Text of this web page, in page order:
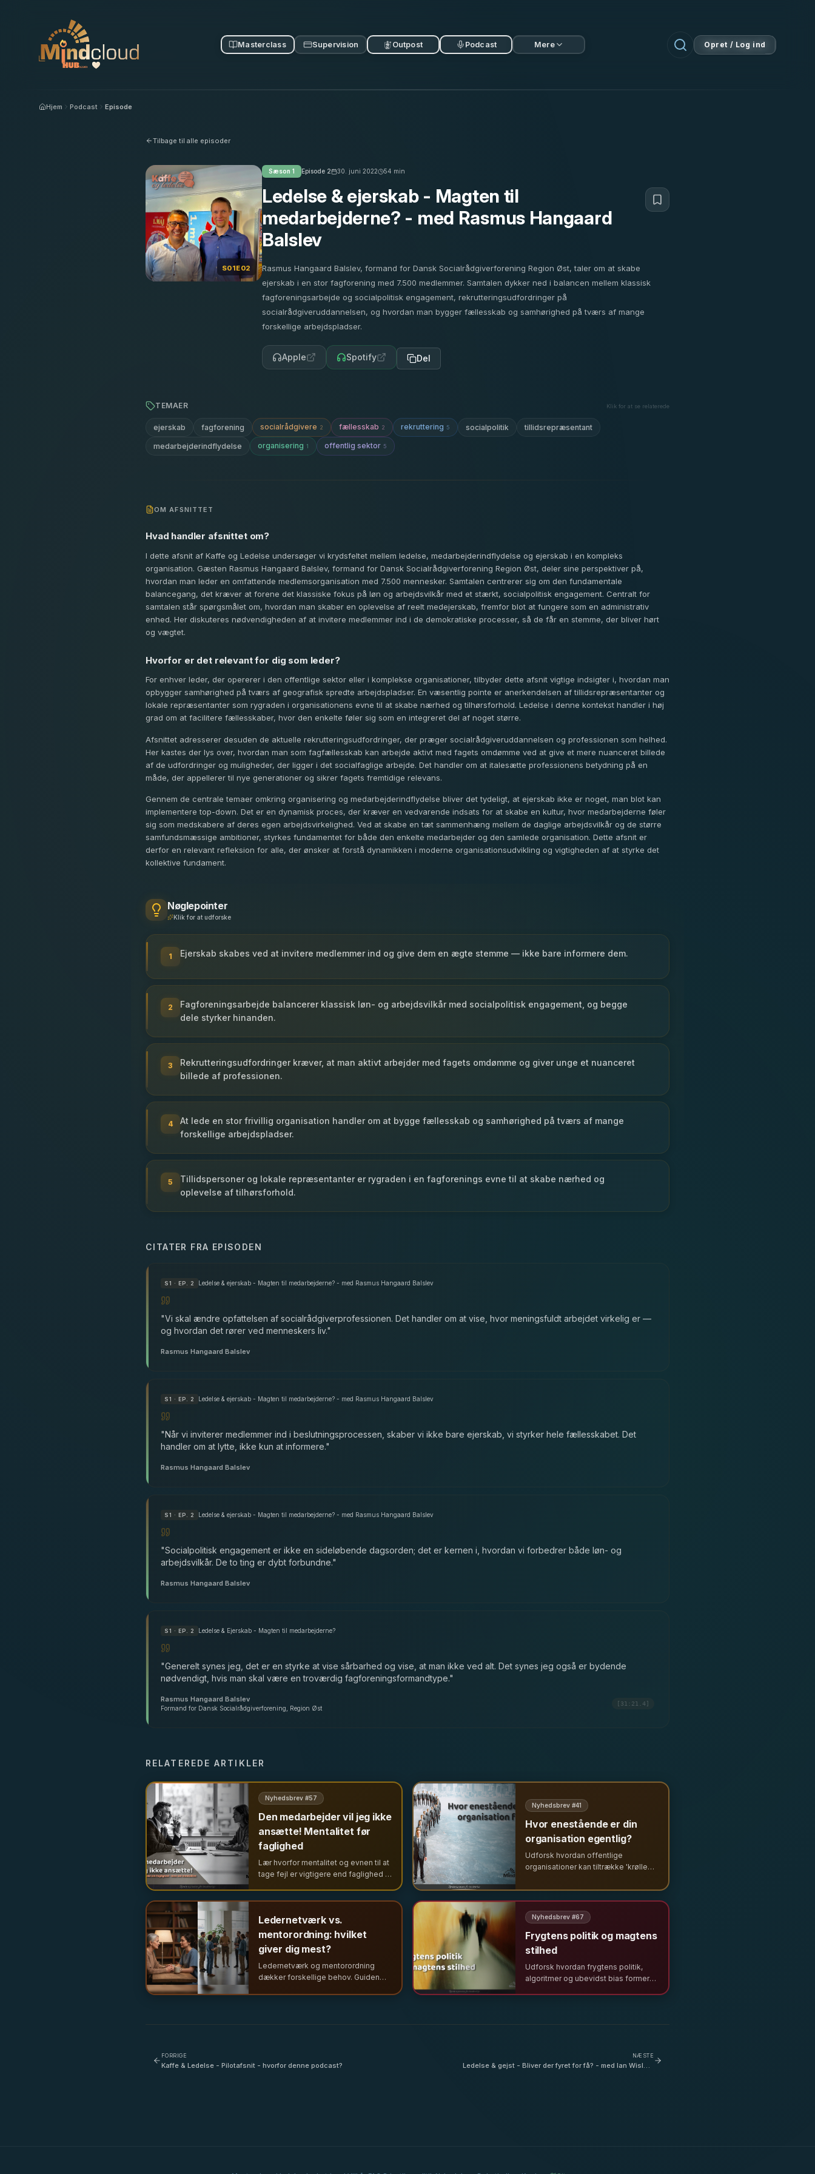
Masterclass Supervision Outpost Podcast Mere Opret / Log ind
Hjem Podcast Episode
Tilbage til alle episoder
S01E02
Sæson 1 Episode 2 30. juni 2022 54 min
Ledelse & ejerskab - Magten til
medarbejderne? - med Rasmus Hangaard
Balslev
Rasmus Hangaard Balslev, formand for Dansk Socialrådgiverforening Region Øst, taler om at skabe
ejerskab i en stor fagforening med 7.500 medlemmer. Samtalen dykker ned i balancen mellem klassisk
fagforeningsarbejde og socialpolitisk engagement, rekrutteringsudfordringer på
socialrådgiveruddannelsen, og hvordan man bygger fællesskab og samhørighed på tværs af mange
forskellige arbejdspladser.
Apple Spotify Del
TEMAER Klik for at se relaterede
ejerskab fagforening socialrådgivere 2 fællesskab 2 rekruttering 5 socialpolitik tillidsrepræsentant
medarbejderindflydelse organisering 1 offentlig sektor 5
OM AFSNITTET
Hvad handler afsnittet om?
I dette afsnit af Kaffe og Ledelse undersøger vi krydsfeltet mellem ledelse, medarbejderindflydelse og ejerskab i en kompleks
organisation. Gæsten Rasmus Hangaard Balslev, formand for Dansk Socialrådgiverforening Region Øst, deler sine perspektiver på,
hvordan man leder en omfattende medlemsorganisation med 7.500 mennesker. Samtalen centrerer sig om den fundamentale
balancegang, det kræver at forene det klassiske fokus på løn og arbejdsvilkår med et stærkt, socialpolitisk engagement. Centralt for
samtalen står spørgsmålet om, hvordan man skaber en oplevelse af reelt medejerskab, fremfor blot at fungere som en administrativ
enhed. Her diskuteres nødvendigheden af at invitere medlemmer ind i de demokratiske processer, så de får en stemme, der bliver hørt
og vægtet.
Hvorfor er det relevant for dig som leder?
For enhver leder, der opererer i den offentlige sektor eller i komplekse organisationer, tilbyder dette afsnit vigtige indsigter i, hvordan man
opbygger samhørighed på tværs af geografisk spredte arbejdspladser. En væsentlig pointe er anerkendelsen af tillidsrepræsentanter og
lokale repræsentanter som rygraden i organisationens evne til at skabe nærhed og tilhørsforhold. Ledelse i denne kontekst handler i høj
grad om at facilitere fællesskaber, hvor den enkelte føler sig som en integreret del af noget større.
Afsnittet adresserer desuden de aktuelle rekrutteringsudfordringer, der præger socialrådgiveruddannelsen og professionen som helhed.
Her kastes der lys over, hvordan man som fagfællesskab kan arbejde aktivt med fagets omdømme ved at give et mere nuanceret billede
af de udfordringer og muligheder, der ligger i det socialfaglige arbejde. Det handler om at italesætte professionens betydning på en
måde, der appellerer til nye generationer og sikrer fagets fremtidige relevans.
Gennem de centrale temaer omkring organisering og medarbejderindflydelse bliver det tydeligt, at ejerskab ikke er noget, man blot kan
implementere top-down. Det er en dynamisk proces, der kræver en vedvarende indsats for at skabe en kultur, hvor medarbejderne føler
sig som medskabere af deres egen arbejdsvirkelighed. Ved at skabe en tæt sammenhæng mellem de daglige arbejdsvilkår og de større
samfundsmæssige ambitioner, styrkes fundamentet for både den enkelte medarbejder og den samlede organisation. Dette afsnit er
derfor en relevant refleksion for alle, der ønsker at forstå dynamikken i moderne organisationsudvikling og vigtigheden af at styrke det
kollektive fundament.
Nøglepointer
Klik for at udforske
1 Ejerskab skabes ved at invitere medlemmer ind og give dem en ægte stemme — ikke bare informere dem.
2
Fagforeningsarbejde balancerer klassisk løn- og arbejdsvilkår med socialpolitisk engagement, og begge
dele styrker hinanden.
3
Rekrutteringsudfordringer kræver, at man aktivt arbejder med fagets omdømme og giver unge et nuanceret
billede af professionen.
4
At lede en stor frivillig organisation handler om at bygge fællesskab og samhørighed på tværs af mange
forskellige arbejdspladser.
5
Tillidspersoner og lokale repræsentanter er rygraden i en fagforenings evne til at skabe nærhed og
oplevelse af tilhørsforhold.
CITATER FRA EPISODEN
S1 · EP. 2 Ledelse & ejerskab - Magten til medarbejderne? - med Rasmus Hangaard Balslev
"Vi skal ændre opfattelsen af socialrådgiverprofessionen. Det handler om at vise, hvor meningsfuldt arbejdet virkelig er —
og hvordan det rører ved menneskers liv."
Rasmus Hangaard Balslev
S1 · EP. 2 Ledelse & ejerskab - Magten til medarbejderne? - med Rasmus Hangaard Balslev
"Når vi inviterer medlemmer ind i beslutningsprocessen, skaber vi ikke bare ejerskab, vi styrker hele fællesskabet. Det
handler om at lytte, ikke kun at informere."
Rasmus Hangaard Balslev
S1 · EP. 2 Ledelse & ejerskab - Magten til medarbejderne? - med Rasmus Hangaard Balslev
"Socialpolitisk engagement er ikke en sideløbende dagsorden; det er kernen i, hvordan vi forbedrer både løn- og
arbejdsvilkår. De to ting er dybt forbundne."
Rasmus Hangaard Balslev
S1 · EP. 2 Ledelse & Ejerskab - Magten til medarbejderne?
"Generelt synes jeg, det er en styrke at vise sårbarhed og vise, at man ikke ved alt. Det synes jeg også er bydende
nødvendigt, hvis man skal være en troværdig fagforeningsformandtype."
Rasmus Hangaard Balslev
Formand for Dansk Socialrådgiverforening, Region Øst
[31:21.4]
RELATEREDE ARTIKLER
Nyhedsbrev #57
Den medarbejder vil jeg ikke
ansætte! Mentalitet før
faglighed
Lær hvorfor mentalitet og evnen til at
tage fejl er vigtigere end faglighed i
Nyhedsbrev #41
Hvor enestående er din
organisation egentlig?
Udforsk hvordan offentlige
organisationer kan tiltrække 'krøllede
ved at skifte fokus fra fejl og
ressourcemangel til potentiale og
innovation.
Ledernetværk vs.
mentorordning: hvilket
giver dig mest?
Ledernetværk og mentorordning
dækker forskellige behov. Guiden
lederudvikling.
Nyhedsbrev #67
Frygtens politik og magtens
stilhed
Udforsk hvordan frygtens politik,
algoritmer og ubevidst bias former
FORRIGE
Kaffe & Ledelse - Pilotafsnit - hvorfor denne podcast?
NÆSTE
Ledelse & gejst - Bliver der fyret for få? - med Ian Wisler-